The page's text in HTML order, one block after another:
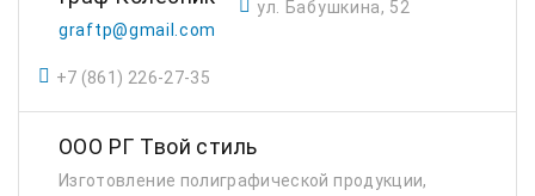
graftp@gmail.com
ул. Бабушкина, 52
+7 (861) 226-27-35
ООО РГ Твой стиль
Изготовление полиграфической продукции,